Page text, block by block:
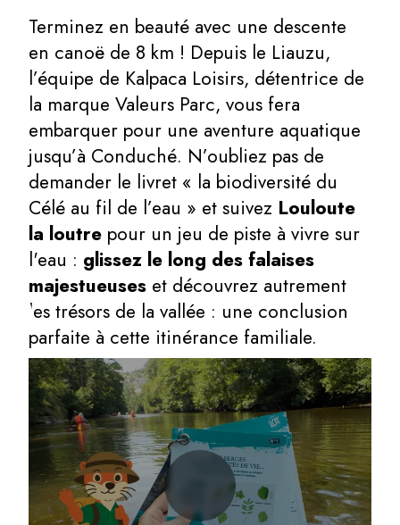
Terminez en beauté avec une descente
en canoë de 8 km ! Depuis le Liauzu,
l’équipe de Kalpaca Loisirs, détentrice de
la marque Valeurs Parc, vous fera
embarquer pour une aventure aquatique
jusqu’à Conduché. N’oubliez pas de
demander le livret « la biodiversité du
Célé au fil de l’eau » et suivez Louloute
la loutre pour un jeu de piste à vivre sur
l'eau : glissez le long des falaises
majestueuses et découvrez autrement
les trésors de la vallée : une conclusion
parfaite à cette itinérance familiale.